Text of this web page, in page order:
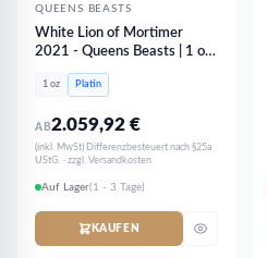
QUEENS BEASTS
White Lion of Mortimer
2021 - Queens Beasts | 1 oz
Platin
1 oz Platin
AB2.059,92€
(inkl. MwSt) Differenzbesteuert nach §25a
UStG. · zzgl. Versandkosten
Auf Lager(1 - 3 Tage)
KAUFEN